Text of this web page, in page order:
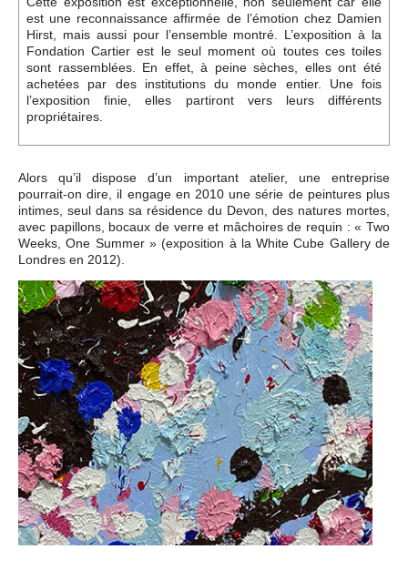
est une reconnaissance affirmée de l’émotion chez Damien
Hirst, mais aussi pour l’ensemble montré. L’exposition à la
Fondation Cartier est le seul moment où toutes ces toiles
sont rassemblées. En effet, à peine sèches, elles ont été
achetées par des institutions du monde entier. Une fois
l’exposition finie, elles partiront vers leurs différents
propriétaires.
Alors qu’il dispose d’un important atelier, une entreprise
pourrait-on dire, il engage en 2010 une série de peintures plus
intimes, seul dans sa résidence du Devon, des natures mortes,
avec papillons, bocaux de verre et mâchoires de requin : « Two
Weeks, One Summer » (exposition à la White Cube Gallery de
Londres en 2012).